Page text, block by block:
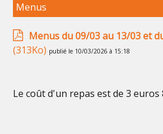
Menus
Menus du 09/03 au 13/03 et
(313Ko) publié le 10/03/2026 à 15:18
Le coût d'un repas est de 3 euros